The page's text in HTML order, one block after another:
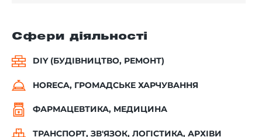
Сфери діяльності
DIY (БУДІВНИЦТВО, РЕМОНТ)
HORECA, ГРОМАДСЬКЕ ХАРЧУВАННЯ
ФАРМАЦЕВТИКА, МЕДИЦИНА
ТРАНСПОРТ, ЗВ'ЯЗОК, ЛОГІСТИКА, АРХІВИ